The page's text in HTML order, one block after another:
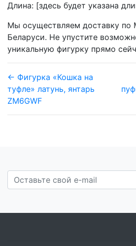
Длина: [здесь будет указана
Мы осуществляем доставку по
Беларуси. Не упустите
уникальную фигурку прямо
← Фигурка «Кошка на
туфле» латунь, янтарь
ZM6GWF